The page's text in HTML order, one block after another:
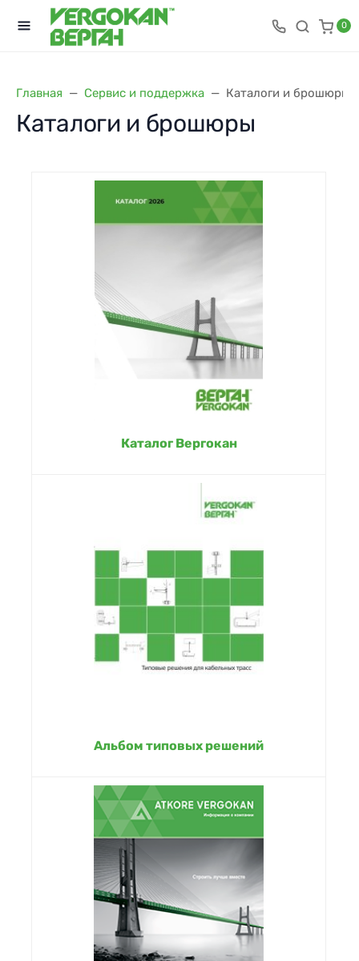
0
Главная Сервис и поддержка Каталоги и брошюры
Каталоги и брошюры
Каталог Вергокан
Альбом типовых решений